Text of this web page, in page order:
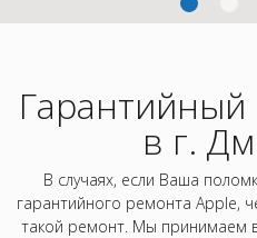
в г.
В случаях, если Ваша
гарантийного ремонта Apple,
такой ремонт. Мы принимаем